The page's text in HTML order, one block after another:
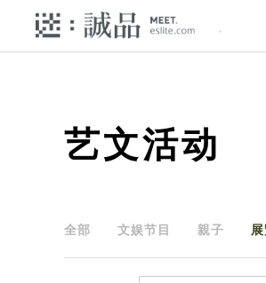
艺文活动
全部 文娱节目 親子